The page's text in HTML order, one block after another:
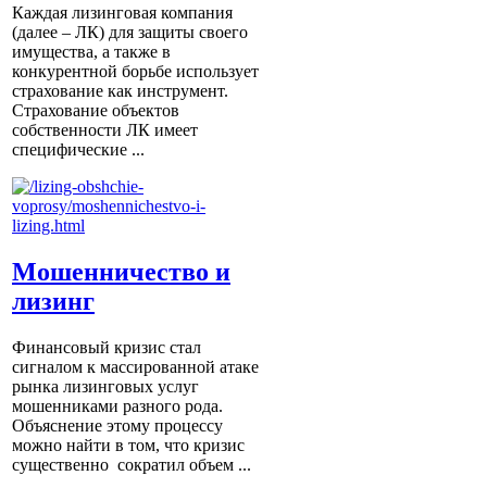
Каждая лизинговая компания
(далее – ЛК) для защиты своего
имущества, а также в
конкурентной борьбе использует
страхование как инструмент.
Страхование объектов
собственности ЛК имеет
специфические ...
Мошенничество и
лизинг
Финансовый кризис стал
сигналом к массированной атаке
рынка лизинговых услуг
мошенниками разного рода.
Объяснение этому процессу
можно найти в том, что кризис
существенно сократил объем ...